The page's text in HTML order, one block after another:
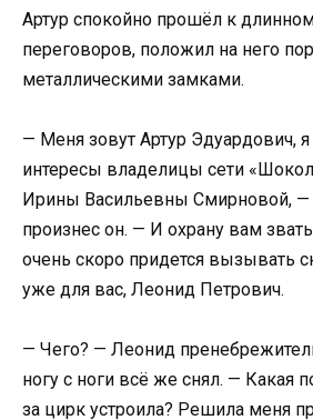
Артур спокойно прошёл к
переговоров, положил на него
металлическими замками.
— Меня зовут Артур Эдуардович,
интересы владелицы сети
Ирины Васильевны Смирновой,
произнес он. — И охрану вам
очень скоро придется вызывать
уже для вас, Леонид Петрович.
— Чего? — Леонид
ногу с ноги всё же снял. — Какая
за цирк устроила? Решила меня